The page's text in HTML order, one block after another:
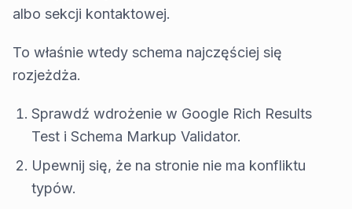
albo sekcji kontaktowej.
To właśnie wtedy schema najczęściej się
rozjeżdża.
Sprawdź wdrożenie w Google Rich Results
Test i Schema Markup Validator.
Upewnij się, że na stronie nie ma konfliktu
typów.